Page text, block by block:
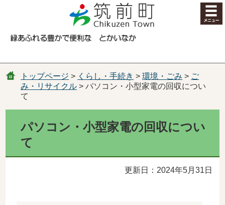
コンテンツにジャンプ
トップページ > くらし・手続き >環境・ごみ > ご
み・リサイクル > パソコン・小型家電の回収につい
て
パソコン・小型家電の回収につい
て
更新日：2024年5月31日